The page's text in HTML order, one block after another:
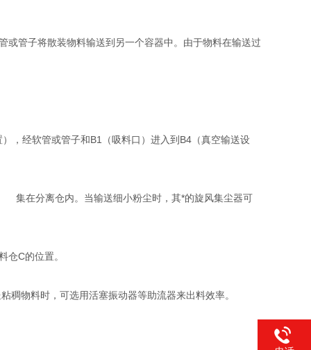
或管子将散装物料输送到另一个容器中。由于物料在输送过
，经软管或管子和B1（吸料口）进入到B4（真空输送设
集在分离仓内。当输送细小粉尘时，其*的旋风集尘器可
仓C的位置。
稠物料时，可选用活塞振动器等助流器来出料效率。